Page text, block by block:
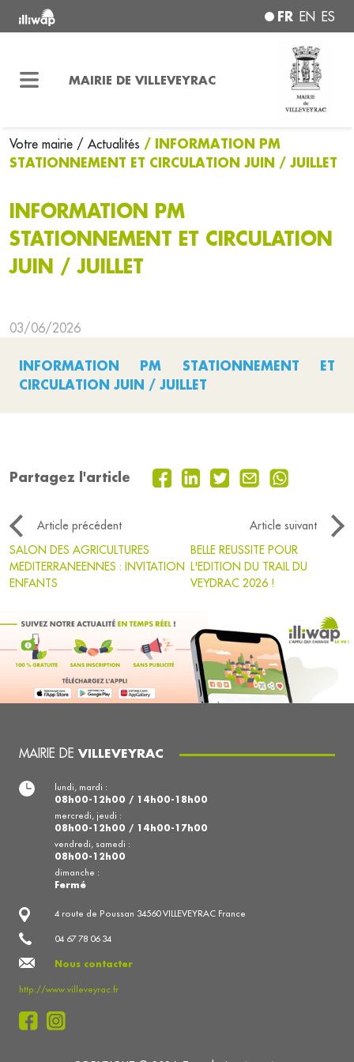
FR EN ES
MAIRIE DE VILLEVEYRAC
Votre mairie / Actualités / INFORMATION PM
STATIONNEMENT ET CIRCULATION JUIN / JUILLET
INFORMATION PM
STATIONNEMENT ET CIRCULATION
JUIN / JUILLET
03/06/2026
INFORMATION PM STATIONNEMENT ET
CIRCULATION JUIN / JUILLET
Partagez l'article
Article précédent
Article suivant
SALON DES AGRICULTURES
MEDITERRANEENNES : INVITATION
ENFANTS
BELLE REUSSITE POUR
L'EDITION DU TRAIL DU
VEYDRAC 2026 !
MAIRIE DE VILLEVEYRAC
4 route de Poussan 34560 VILLEVEYRAC France
04 67 78 06 34
Nous contacter
http://www.villeveyrac.fr
lundi, mardi :
08h00-12h00 / 14h00-18h00
mercredi, jeudi :
08h00-12h00 / 14h00-17h00
vendredi, samedi :
08h00-12h00
dimanche :
Fermé